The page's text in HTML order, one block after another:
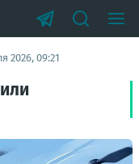
2026, 09:21